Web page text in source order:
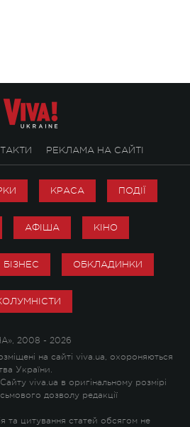
РЕКЛАМА НА САЙТІ
КРАСА ПОДІЇ
АФІША КІНО
БІЗНЕС ОБКЛАДИНКИ
2008 - 2026
на сайті viva.ua, охороняються
України.
viva.ua в оригінальному розмірі
дозволу редакції
та цитування статей обсягом не